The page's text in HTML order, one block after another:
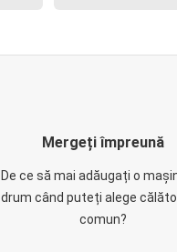
Mergeți împreună
De ce să mai adăugați o
drum când puteți alege
comun?